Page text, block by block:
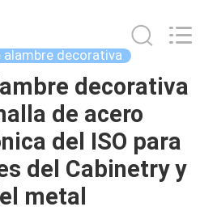
alambre decorativa
decorativa
de acero
del ISO para
del Cabinetry y
metal